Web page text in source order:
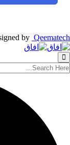
by Qeematech